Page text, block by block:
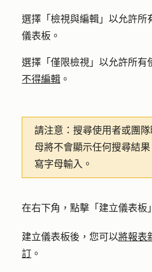
選擇「 檢視與編輯 」以允許所
儀表板。
選擇 「僅限檢視 」以允許所有
不得編輯 。
請注意： 搜尋使用者或團
母將不會顯示任何搜尋結
寫字母輸入。
在右下角，點擊「 建立儀表板
建立儀表板後，您可以將報表
訂 。